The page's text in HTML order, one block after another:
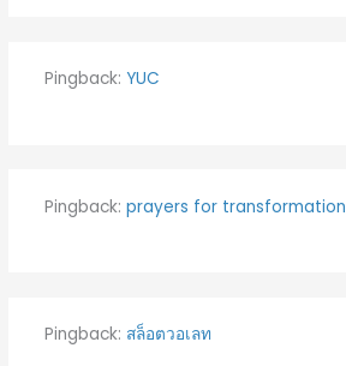
Pingback: YUC
Pingback: prayers for transformation
Pingback: สล็อตวอเลท